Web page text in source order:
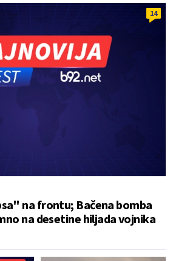
14
na frontu; Bačena bomba
na desetine hiljada vojnika